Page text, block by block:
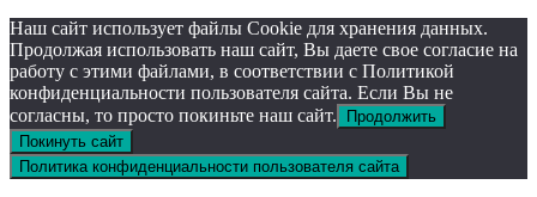
Наш сайт использует файлы Cookie для хранения данных.
Продолжая использовать наш сайт, Вы даете свое согласие на
работу с этими файлами, в соответствии с Политикой
конфиденциальности пользователя сайта. Если Вы не
согласны, то просто покиньте наш сайт.
Продолжить
Покинуть сайт
Политика конфиденциальности пользователя сайта